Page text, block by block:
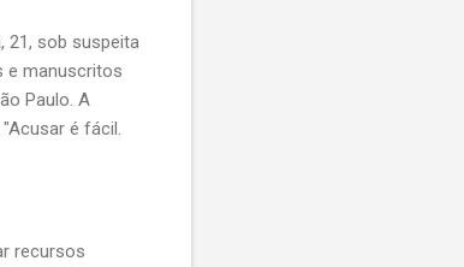
21, sob suspeita
e manuscritos
Paulo. A
é fácil.
recursos